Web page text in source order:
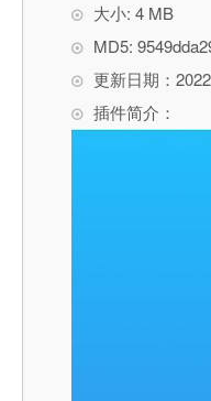
大小: 4 MB
MD5:
更新日期：
插件简介：